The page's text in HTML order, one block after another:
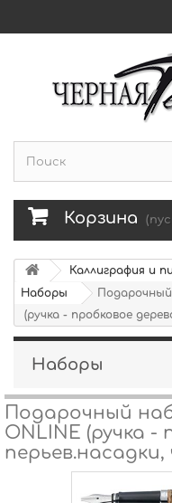
Корзина
Каллиграфия и
Наборы
(ручка - пробковое
Наборы
Подарочный
ONLINE (ручка -
перьев.насадки,